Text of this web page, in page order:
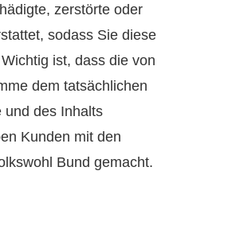
zerstörte oder
sodass Sie diese
ist, dass die von
dem tatsächlichen
und des Inhalts
Kunden mit den
Bund gemacht.